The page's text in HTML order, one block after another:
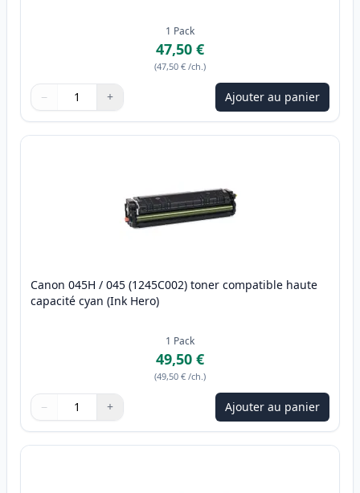
1 Pack
47,50 €
(47,50 € /ch.)
Quantité
Utilisez les boutons pour ajuster
− +
Quantité Ajouter au panier
Canon 045H / 045 (1245C002) toner compatible haute
capacité cyan (Ink Hero)
1 Pack
49,50 €
(49,50 € /ch.)
Quantité
Utilisez les boutons pour ajuster
− +
Quantité Ajouter au panier